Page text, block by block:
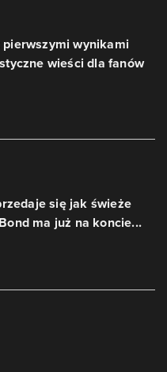
wynikami
wieści dla fanów
się jak świeże
ma już na koncie...